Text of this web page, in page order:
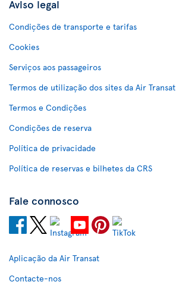
Aviso legal
Condições de transporte e tarifas
Cookies
Serviços aos passageiros
Termos de utilização dos sites da Air Transat
Termos e Condições
Condições de reserva
Política de privacidade
Política de reservas e bilhetes da CRS
Fale connosco
Aplicação da Air Transat
Contacte-nos